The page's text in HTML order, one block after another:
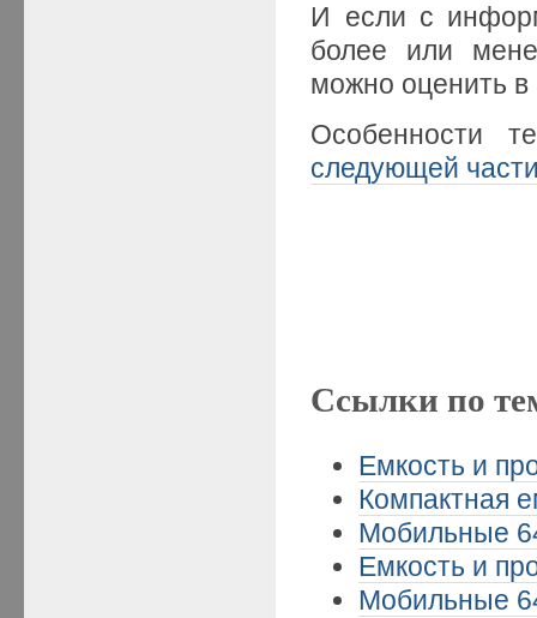
И если с
более или
можно оценить
Особенности
следующей
Ссылки по
Емкость и
Компактная
Мобильные
Емкость и
Мобильные